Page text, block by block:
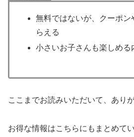
無料ではないが、クーポン
らえる
小さいお子さんも楽しめる
ここまでお読みいただいて、あり
お得な情報はこちらにもまとめて